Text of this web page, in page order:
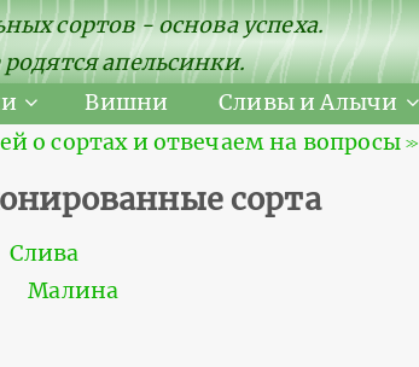
сортов - основа успеха.
апельсинки.
Вишни Сливы и Алычи
о сортах и отвечаем на вопросы ≫
сорта
Слива
Малина